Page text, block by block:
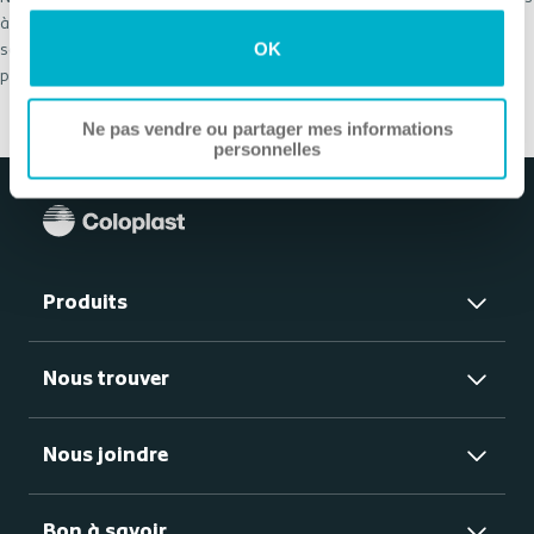
sur « Paramètres des cookies ». Veuillez consulter notre
confidentialité pour plus d'informations.
OK
Ne pas vendre ou partager mes informations
personnelles
à la continence ainsi que les soins de la peau et des plaies. Nous
sommes actifs dans le monde entier et employons plus de 11000
personnes.
Produits
Nous trouver
Nous joindre